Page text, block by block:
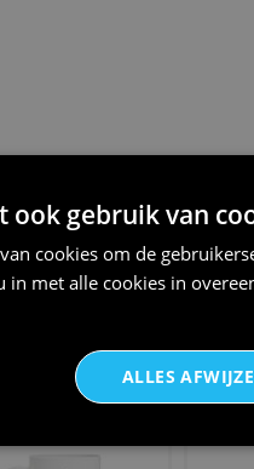
THEMA:CAMPING
recreatie en e
€ 24,95
ook gebruik van
cookies om de
in met alle cookies in
ALLES